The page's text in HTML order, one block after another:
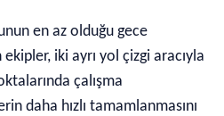
en az olduğu gece
iki ayrı yol çizgi aracıyla
çalışma
daha hızlı tamamlanmasını